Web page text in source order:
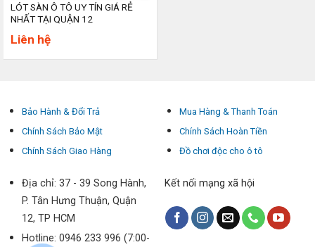
LÓT SÀN Ô TÔ UY TÍN GIÁ RẺ
NHẤT TẠI QUẬN 12
Liên hệ
Bảo Hành & Đổi Trả
Chính Sách Bảo Mật
Chính Sách Giao Hàng
Mua Hàng & Thanh Toán
Chính Sách Hoàn Tiền
Đồ chơi độc cho ô tô
Địa chỉ: 37 - 39 Song Hành,
P. Tân Hưng Thuận, Quận
12, TP HCM
Hotline: 0946 233 996 (7:00-
Kết nối mạng xã hội